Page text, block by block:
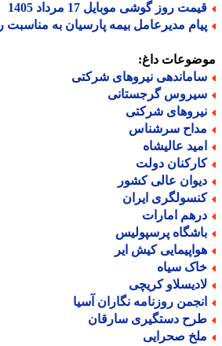
روز گوشی موبایل 17 مرداد 1405
مدیرعامل بیمه پارسیان به مناسبت روز
داغ:
نیروهای شرکتی
گرجستانی
شرکتی
سرشناس
عالیشاه
دولت
عالی کشور
ایران
امارات
پرسپولیس
کیش ایر
سیاه
کریچی
روزنامه نگاران آسیا
دستگیری سارقان
صحرایی